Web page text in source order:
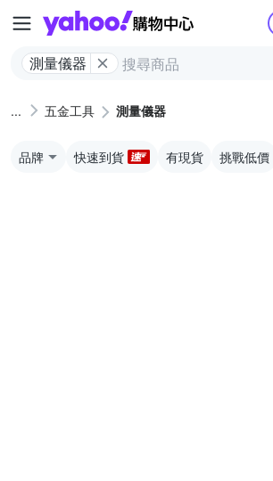
Yahoo購物
測量儀器
五金工具 測量儀器
品牌 快速到貨 有現貨 挑戰低價